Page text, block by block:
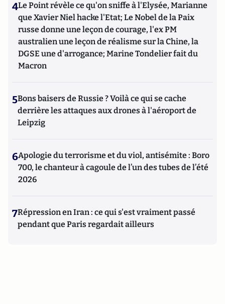
4Le Point révèle ce qu'on sniffe à l'Elysée, Marianne
que Xavier Niel hacke l'Etat; Le Nobel de la Paix
russe donne une leçon de courage, l'ex PM
australien une leçon de réalisme sur la Chine, la
DGSE une d'arrogance; Marine Tondelier fait du
Macron
5Bons baisers de Russie ? Voilà ce qui se cache
derrière les attaques aux drones à l'aéroport de
Leipzig
6Apologie du terrorisme et du viol, antisémite : Boro
700, le chanteur à cagoule de l’un des tubes de l’été
2026
7Répression en Iran : ce qui s'est vraiment passé
pendant que Paris regardait ailleurs